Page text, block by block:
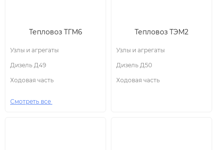
Тепловоз ТГМ6
Узлы и агрегаты
Дизель Д49
Ходовая часть
Смотреть все
Тепловоз ТЭМ2
Узлы и агрегаты
Дизель Д50
Ходовая часть